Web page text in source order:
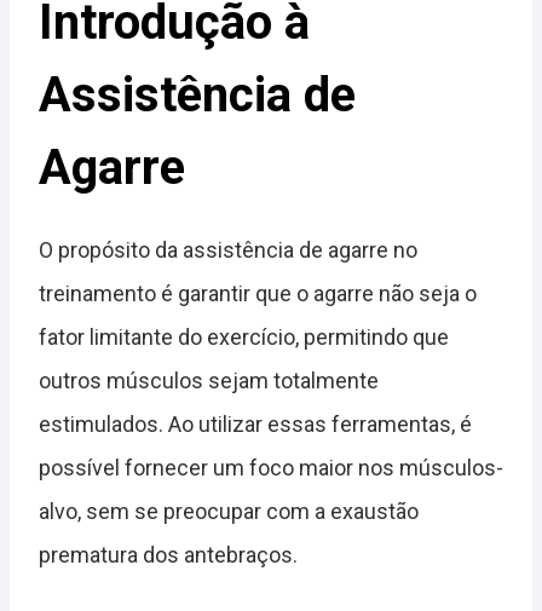
Introdução à
Assistência de
Agarre
O propósito da assistência de agarre no
treinamento é garantir que o agarre não seja o
fator limitante do exercício, permitindo que
outros músculos sejam totalmente
estimulados. Ao utilizar essas ferramentas, é
possível fornecer um foco maior nos músculos-
alvo, sem se preocupar com a exaustão
prematura dos antebraços.